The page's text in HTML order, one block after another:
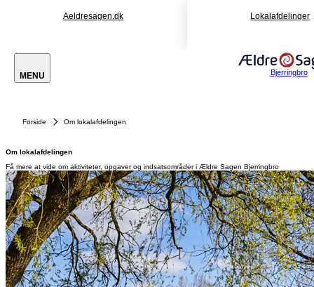
Aeldresagen.dk Lokalafdelinger
MENU Bjerringbro
Forside Om lokalafdelingen
Om lokalafdelingen
Få mere at vide om aktiviteter, opgaver og indsatsområder i Ældre Sagen Bjerringbro